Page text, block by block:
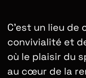
C’est un lieu
convivialité et
où le plaisir du
au cœur de la